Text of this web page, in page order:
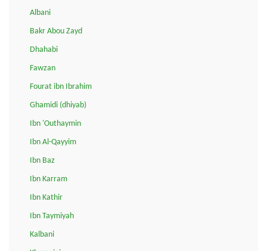
Albani
Bakr Abou Zayd
Dhahabi
Fawzan
Fourat ibn Ibrahim
Ghamidi (dhiyab)
Ibn 'Outhaymin
Ibn Al-Qayyim
Ibn Baz
Ibn Karram
Ibn Kathir
Ibn Taymiyah
Kalbani